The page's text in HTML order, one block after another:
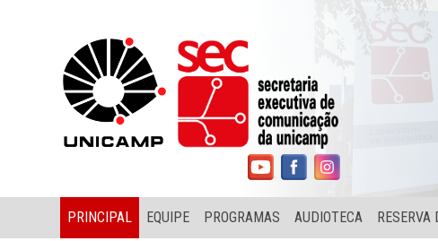
PRINCIPAL EQUIPE PROGRAMAS AUDIOTECA RESERVA